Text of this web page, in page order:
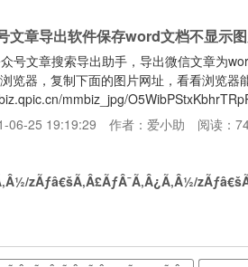
文章导出软件保存word文档不显示
号文章搜索导出助手，导出微信文章为
览器，复制下面的图片网址，看看浏览器
mmbiz_jpg/
其他情况。点
06-25 19:19:29 作者：爱小助 阅读：
zÃƒâ€šÃ‚Â£ÃƒÂ¯Ã‚Â¿Ã‚Â½/